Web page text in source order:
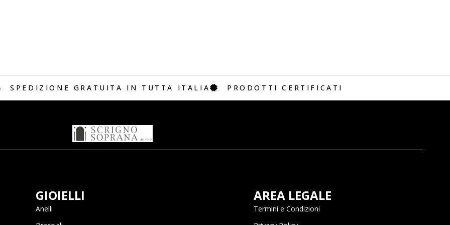
SPEDIZIONE GRATUITA IN TUTTA ITALIA PRODOTTI CERTIFICATI
GIOIELLI
Anelli
AREA LEGALE
Termini e Condizioni